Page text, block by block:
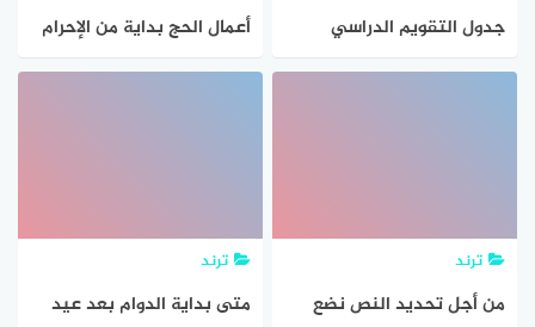
جدول التقويم الدراسي
السعودية 1443 .. بداية العام
أعمال الحج بداية من الإحرام
حتي طواف الوداع
ترند
من أجل تحديد النص نضع
ترند
متى بداية الدوام بعد عيد